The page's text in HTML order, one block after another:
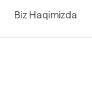
Biz Haqimizda